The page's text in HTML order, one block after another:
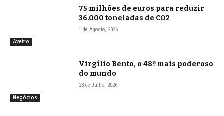
Aveiro
75 milhões de euros para reduzir
36.000 toneladas de CO2
1 de Agosto, 2026
Negócios
Virgílio Bento, o 48º mais poderoso
do mundo
28 de Julho, 2026